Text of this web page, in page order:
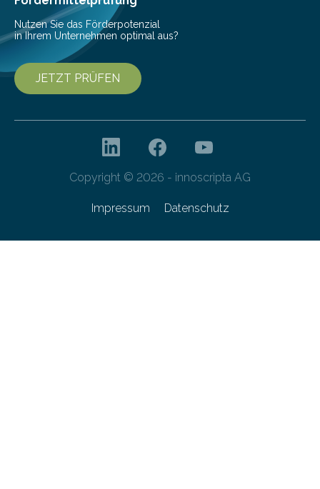
Nutzen Sie das Förderpotenzial
in Ihrem Unternehmen optimal aus?
JETZT PRÜFEN
Copyright © 2026 - innoscripta AG
Impressum Datenschutz